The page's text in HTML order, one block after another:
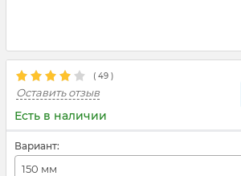
( 49 )
Оставить отзыв
Есть в наличии
Вариант:
150 мм